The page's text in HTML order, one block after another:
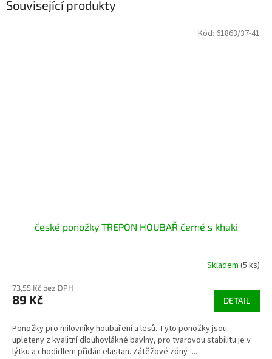
Související produkty
české ponožky TREPON HOUBAŘ černé s khaki
Skladem (5 ks)
73,55 Kč bez DPH
89 Kč DETAIL
Ponožky pro milovníky houbaření a lesů. Tyto ponožky jsou
upleteny z kvalitní dlouhovlákné bavlny, pro tvarovou stabilitu je v
lýtku a chodidlem přidán elastan. Zátěžové zóny -...
Kód: 61863/37-41